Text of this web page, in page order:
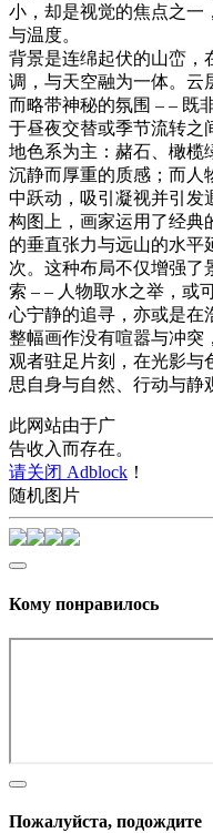
小，却是视觉的焦点之一
与温度。
背景是连绵起伏的山峦，
调，与天空融为一体。云
而略带神秘的氛围 – – 既
于昼夜交替或季节流转之
地色系为主：赭石、橄榄
沉静而厚重的质感；而人
中跃动，吸引凝视并引发
构图上，画家运用了经典
的垂直张力与远山的水平
次。这种布局不仅增强了
索 – – 人物取水之举，或
心宁静的追寻，亦或是在
整幅画作没有喧嚣与冲突
观者驻足片刻，在光影与
思自身与自然、行动与静
此网站由于广
告收入而存在。
请关闭 Adblock ！
随机图片
Кому понравилось
Пожалуйста, подождите